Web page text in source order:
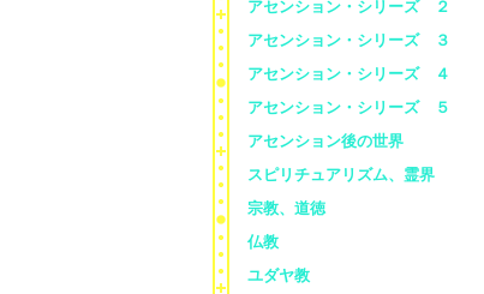
アセンション・シリーズ ２
アセンション・シリーズ ３
アセンション・シリーズ ４
アセンション・シリーズ ５
アセンション後の世界
スピリチュアリズム、霊界
宗教、道徳
仏教
ユダヤ教